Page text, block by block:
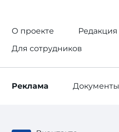
О проекте
Редакция
Для сотрудников
Реклама Документы